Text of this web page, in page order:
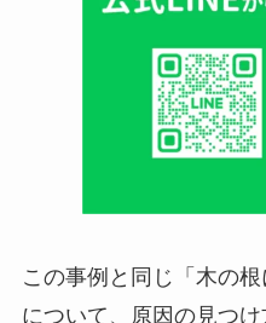
この事例と同じ「木の根
について、原因の見つ